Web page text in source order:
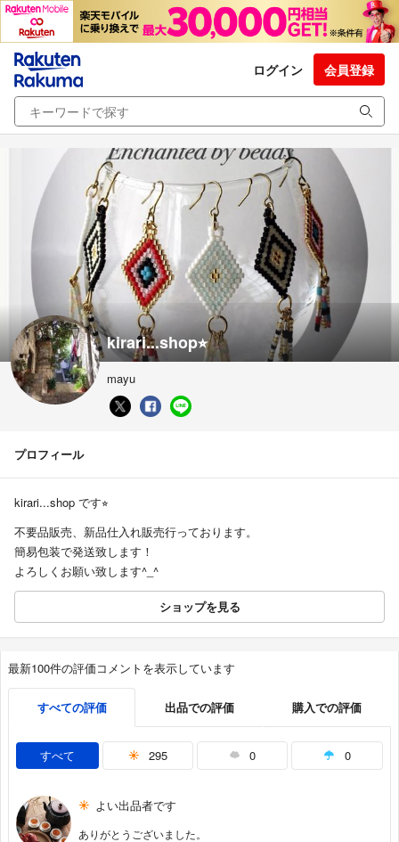
ログイン 会員登録
kirari...shop⭐︎
mayu
プロフィール
kirari...shop です⭐︎
不要品販売、新品仕入れ販売行っております。
簡易包装で発送致します！
よろしくお願い致します^_^
ショップを見る
最新100件の評価コメントを表示しています
すべての評価 出品での評価 購入での評価
すべて 295 0 0
よい出品者です
ありがとうございました。